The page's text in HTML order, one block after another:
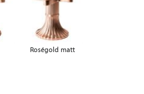
Roségold matt